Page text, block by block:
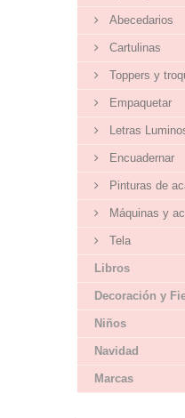
Abecedarios
Cartulinas
Toppers y
Empaquetar
Letras
Encuadernar
Pinturas de
Máquinas y
Tela
Libros
Decoración y
Niños
Navidad
Marcas